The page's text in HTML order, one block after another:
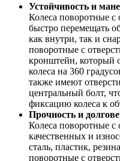
Устойчивость и
Колеса поворотные с
быстро перемещать
как внутри, так и
поворотные с
кронштейн, который
колеса на 360
также имеют
центральный болт,
фиксацию колеса к
Прочность и
Колеса поворотные с
качественных и
сталь, пластик,
поворотные с